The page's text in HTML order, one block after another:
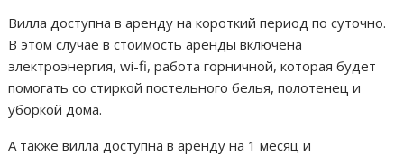
Вилла доступна в аренду на короткий период по суточно.
В этом случае в стоимость аренды включена
электроэнергия, wi-fi, работа горничной, которая будет
помогать со стиркой постельного белья, полотенец и
уборкой дома.
А также вилла доступна в аренду на 1 месяц и